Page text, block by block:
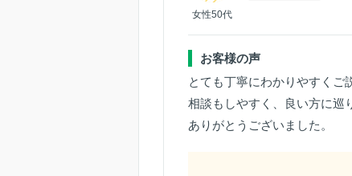
女性50代
お客様の声
とても丁寧にわかりやすくご
相談もしやすく、良い方に巡
ありがとうございました。